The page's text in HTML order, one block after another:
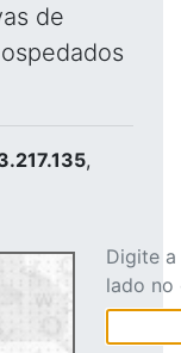
de
,
Digite
lado no